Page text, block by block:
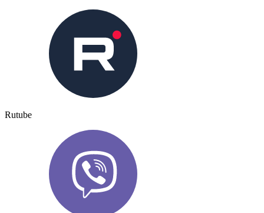
Rutube